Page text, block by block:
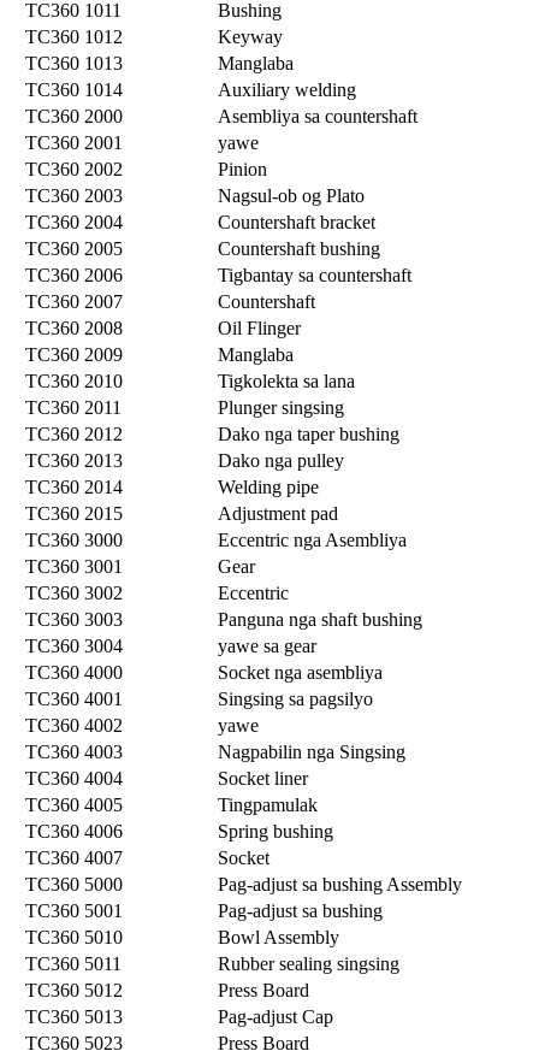
TC360 1011
Bushing
TC360 1012
Keyway
TC360 1013
Manglaba
TC360 1014
Auxiliary welding
TC360 2000
Asembliya sa countershaft
TC360 2001
yawe
TC360 2002
Pinion
TC360 2003
Nagsul-ob og Plato
TC360 2004
Countershaft bracket
TC360 2005
Countershaft bushing
TC360 2006
Tigbantay sa countershaft
TC360 2007
Countershaft
TC360 2008
Oil Flinger
TC360 2009
Manglaba
TC360 2010
Tigkolekta sa lana
TC360 2011
Plunger singsing
TC360 2012
Dako nga taper bushing
TC360 2013
Dako nga pulley
TC360 2014
Welding pipe
TC360 2015
Adjustment pad
TC360 3000
Eccentric nga Asembliya
TC360 3001
Gear
TC360 3002
Eccentric
TC360 3003
Panguna nga shaft bushing
TC360 3004
yawe sa gear
TC360 4000
Socket nga asembliya
TC360 4001
Singsing sa pagsilyo
TC360 4002
yawe
TC360 4003
Nagpabilin nga Singsing
TC360 4004
Socket liner
TC360 4005
Tingpamulak
TC360 4006
Spring bushing
TC360 4007
Socket
TC360 5000
Pag-adjust sa bushing Assembly
TC360 5001
Pag-adjust sa bushing
TC360 5010
Bowl Assembly
TC360 5011
Rubber sealing singsing
TC360 5012
Press Board
TC360 5013
Pag-adjust Cap
TC360 5023
Press Board